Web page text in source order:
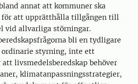
annat att kommuner ska
för att upprätthålla tillgången till
vid allvarliga störningar.
bli en tydligare
ordinarie styrning, inte ett
livsmedelsberedskap behöver
klimatanpassningsstrategier,